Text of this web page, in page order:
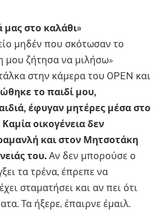
μας στο καλάθι»
μηδέν που σκότωσαν το
μου ζήτησα να μιλήσω»
στην κάμερα του OPEN και
το παιδί μου,
έφυγαν μητέρες μέσα στο
οικογένεια δεν
και στον Μητσοτάκη
του. Αν δεν μπορούσε ο
τα τρένα, έπρεπε να
σταματήσει και αν πει ότι
Τα ήξερε, έπαιρνε έμαιλ.